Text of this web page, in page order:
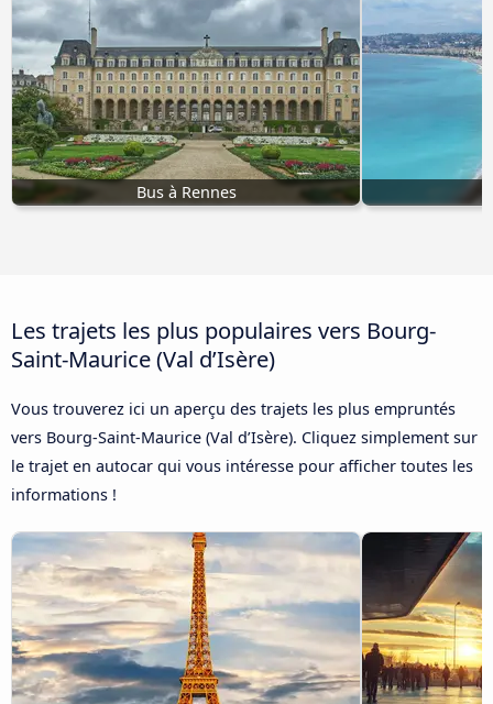
Bus à Rennes
Les trajets les plus populaires vers Bourg-
Saint-Maurice (Val d’Isère)
Vous trouverez ici un aperçu des trajets les plus empruntés
vers Bourg-Saint-Maurice (Val d’Isère). Cliquez simplement sur
le trajet en autocar qui vous intéresse pour afficher toutes les
informations !